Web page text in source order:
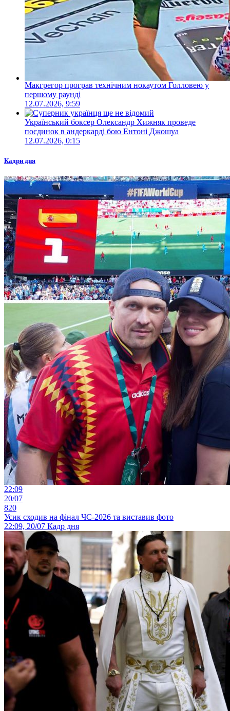
Макгрегор програв технічним нокаутом Голловею у
першому раунді
12.07.2026, 9:59
Український боксер Олександр Хижняк проведе
поєдинок в андеркарді бою Ентоні Джошуа
12.07.2026, 0:15
Кадри дня
22:09
20/07
820
Усик сходив на фінал ЧС-2026 та виставив фото
22:09, 20/07 Кадр дня